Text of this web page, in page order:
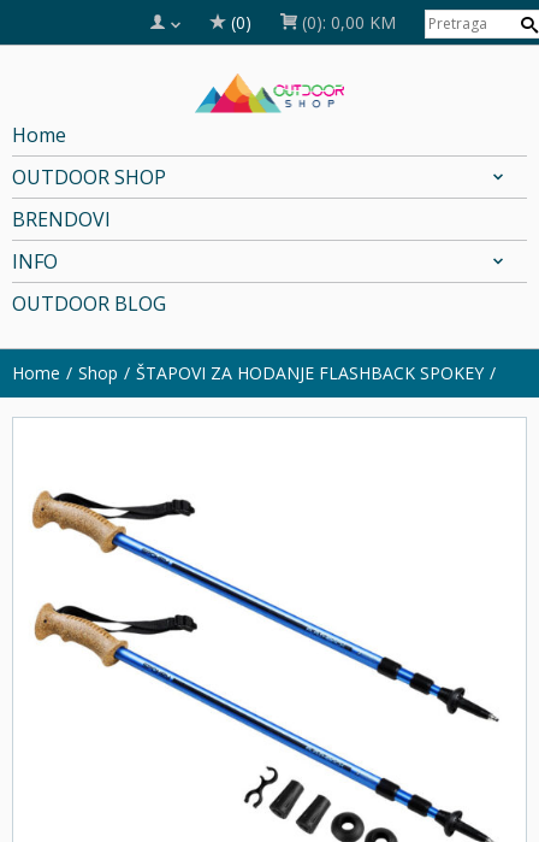
(0) (0): 0,00 KM
Home
OUTDOOR SHOP
BRENDOVI
INFO
OUTDOOR BLOG
Home Shop ŠTAPOVI ZA HODANJE FLASHBACK SPOKEY